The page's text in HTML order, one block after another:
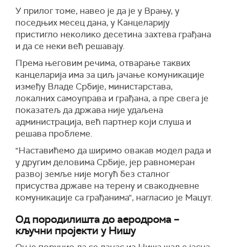
У прилог томе, навео је да је у Врању, у
поседњих месец дана, у Канцеларију
пристигло неколико десетина захтева грађана
и да се неки већ решавају.
Према његовим речима, отварање таквих
канцеларија има за циљ јачање комуникације
између Владе Србије, министарстава,
локалних самоуправа и грађана, а пре свега је
показатељ да држава није удаљена
администрација, већ партнер који слуша и
решава проблеме.
"Наставићемо да ширимо овакав модел рада и
у другим деловима Србије, јер равномеран
развој земље није могућ без сталног
присуства државе на терену и свакодневне
комуникације са грађанима", нагласио је Мацут.
Од породилишта до аеродрома –
кључни пројекти у Нишу